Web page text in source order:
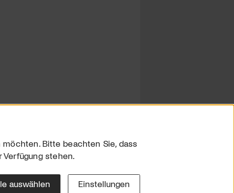
Bitte beachten Sie, dass
stehen.
auswählen Einstellungen